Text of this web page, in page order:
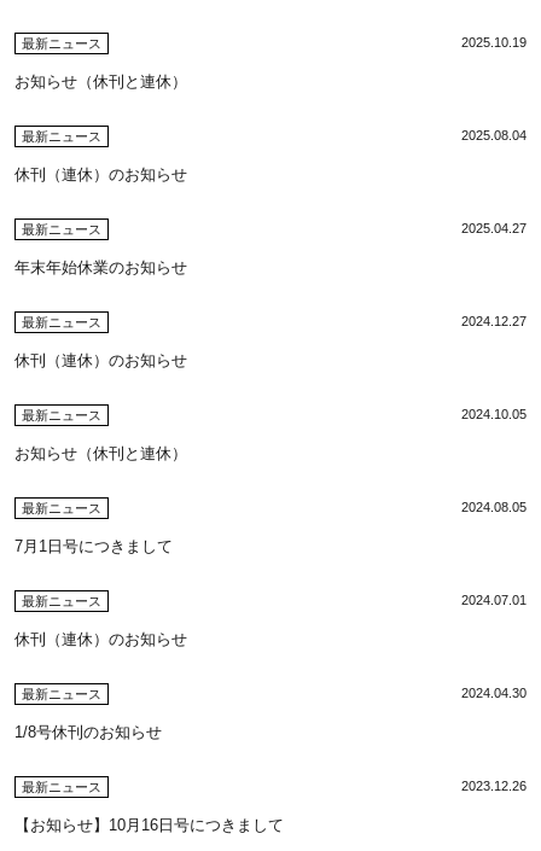
最新ニュース 2025.10.19
お知らせ（休刊と連休）
最新ニュース 2025.08.04
休刊（連休）のお知らせ
最新ニュース 2025.04.27
年末年始休業のお知らせ
最新ニュース 2024.12.27
休刊（連休）のお知らせ
最新ニュース 2024.10.05
お知らせ（休刊と連休）
最新ニュース 2024.08.05
7月1日号につきまして
最新ニュース 2024.07.01
休刊（連休）のお知らせ
最新ニュース 2024.04.30
1/8号休刊のお知らせ
最新ニュース 2023.12.26
【お知らせ】10月16日号につきまして